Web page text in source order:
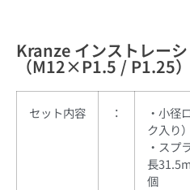
Kranze インストレー
（M12×P1.5 / P1.25
セット内容 ：
・小径
ク入り
・スプ
長
個